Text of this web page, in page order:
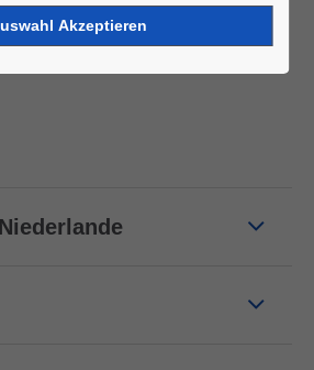
zu kontaktieren und einen Termin
Sie Ihren nächsten Autobus live